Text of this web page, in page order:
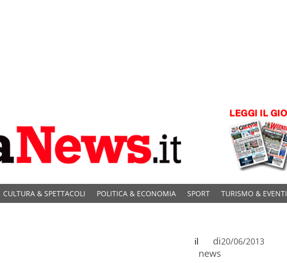
CULTURA & SPETTACOLI POLITICA & ECONOMIA SPORT TURISMO & EVENTI
di
news
il 20/06/2013